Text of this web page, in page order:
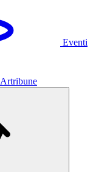
Eventi
Artribune